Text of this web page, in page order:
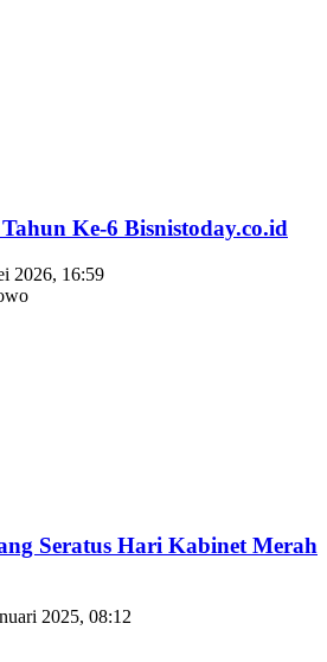
Ke-6 Bisnistoday.co.id
2026, 16:59
Seratus Hari Kabinet Merah
2025, 08:12